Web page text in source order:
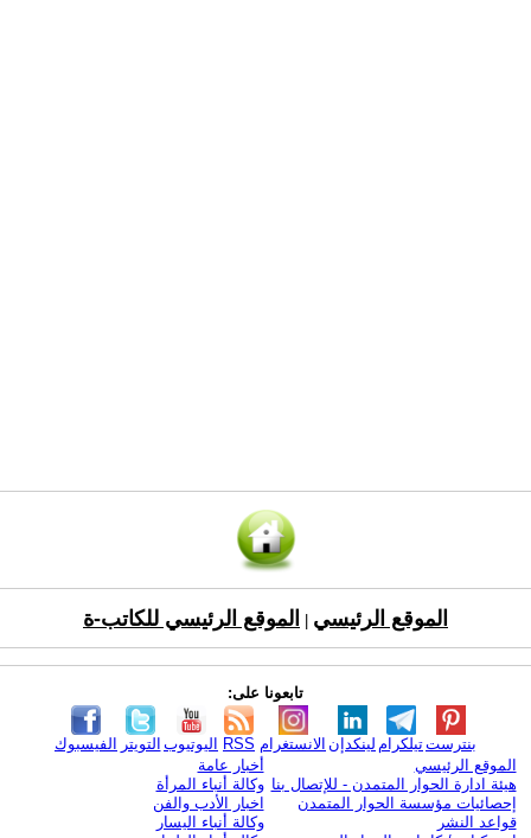
الموقع الرئيسي الموقع الرئيسي للكاتب-ة
تابعونا على:
الفيسبوك التويتر اليوتيوب RSS الانستغرام لينكدإن تيلكرامبنترست
الموقع الرئيسي
هيئة ادارة الحوار المتمدن - للإتصال بنا
إحصائيات مؤسسة الحوار المتمدن
قواعد النشر
أخبار عامة
وكالة أنباء المرأة
اخبار الأدب والفن
وكالة أنباء اليسار